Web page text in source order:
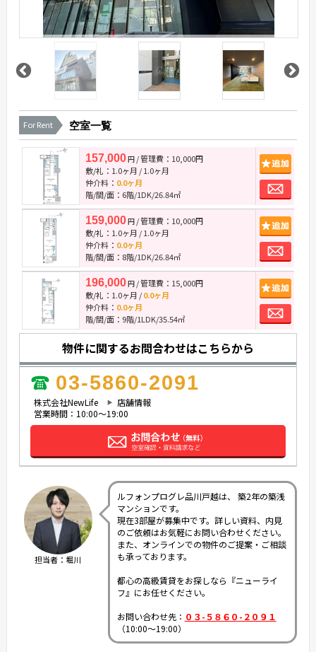
For Rent 空室一覧
157,000円/ 管理費：10,000円
敷/礼： 1.0ヶ月 /1.0ヶ月
仲介料： 0.0ヶ月
階/間/面：6階/1DK/26.84㎡
追
お
159,000円/ 管理費：10,000円
敷/礼： 1.0ヶ月 /1.0ヶ月
仲介料： 0.0ヶ月
階/間/面：8階/1DK/26.84㎡
追
お
196,000円/ 管理費：15,000円
敷/礼： 1.0ヶ月 /0.0ヶ月
仲介料： 0.0ヶ月
階/間/面：9階/1LDK/35.54㎡
追
お
物件に関するお問合わせはこちらから
03-5860-2091
株式会社NewLife
店舗情報
営業時間：10:00～19:00
担当者：堀川
ルフォンプログレ品川戸越は、 築2年の築浅
マンションです。
現在3部屋が募集中です。詳しい資料、内見
のご依頼はお気軽にお問い合わせください。
また、オンラインでの物件のご提案・ご相談
も承っております。
都心の高級賃貸をお探しなら『ニューライ
フ』にお任せください。
お問い合わせ先： ０３-５８６０-２０９１
（10:00～19:00）